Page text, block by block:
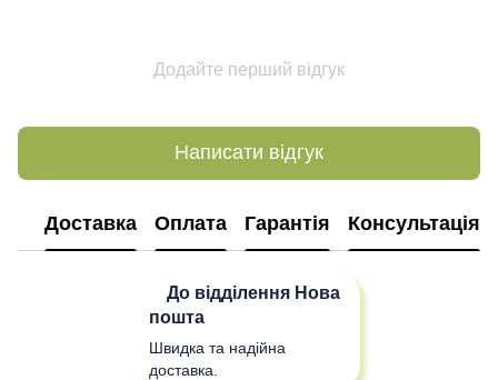
Додайте перший відгук
Написати відгук
Доставка Оплата Гарантія Консультація
До відділення Нова
пошта
Швидка та надійна
доставка.